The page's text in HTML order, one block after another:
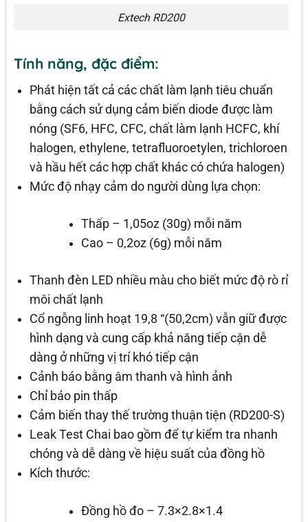
Extech RD200
Tính năng, đặc điểm:
Phát hiện tất cả các chất làm lạnh tiêu chuẩn
bằng cách sử dụng cảm biến diode được làm
nóng (SF6, HFC, CFC, chất làm lạnh HCFC, khí
halogen, ethylene, tetrafluoroetylen, trichloroen
và hầu hết các hợp chất khác có chứa halogen)
Mức độ nhạy cảm do người dùng lựa chọn:
Thấp – 1,05oz (30g) mỗi năm
Cao – 0,2oz (6g) mỗi năm
Thanh đèn LED nhiều màu cho biết mức độ rò rỉ
môi chất lạnh
Cổ ngỗng linh hoạt 19,8 “(50,2cm) vẫn giữ được
hình dạng và cung cấp khả năng tiếp cận dễ
dàng ở những vị trí khó tiếp cận
Cảnh báo bằng âm thanh và hình ảnh
Chỉ báo pin thấp
Cảm biến thay thế trường thuận tiện (RD200-S)
Leak Test Chai bao gồm để tự kiểm tra nhanh
chóng và dễ dàng về hiệu suất của đồng hồ
Kích thước:
Đồng hồ đo – 7.3×2.8×1.4